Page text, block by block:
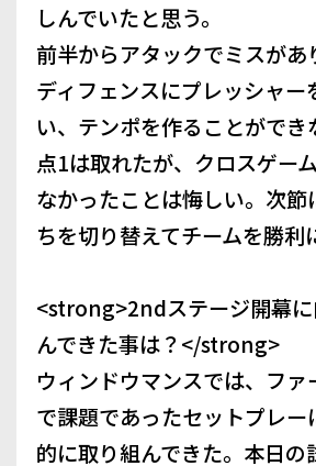
しんでいたと思う。
前半からアタックでミスがあ
ディフェンスにプレッシャー
い、テンポを作ることができ
点1は取れたが、クロスゲー
なかったことは悔しい。次節
ちを切り替えてチームを勝利
<strong>2ndステージ開幕
んできた事は？</strong>
ウィンドウマンスでは、ファ
で課題であったセットプレー
的に取り組んできた。本日の